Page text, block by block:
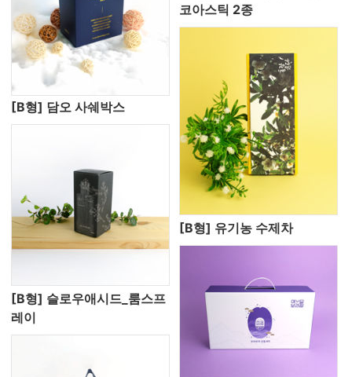
[B형] 담오 사쉐박스
코아스틱 2종
[B형] 슬로우애시드_룸스프
레이
[B형] 유기농 수제차